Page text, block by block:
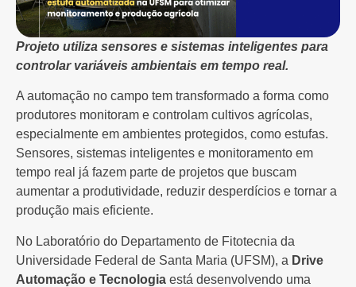
Projeto utiliza sensores e sistemas inteligentes para
controlar variáveis ambientais em tempo real.
A automação no campo tem transformado a forma como
produtores monitoram e controlam cultivos agrícolas,
especialmente em ambientes protegidos, como estufas.
Sensores, sistemas inteligentes e monitoramento em
tempo real já fazem parte de projetos que buscam
aumentar a produtividade, reduzir desperdícios e tornar a
produção mais eficiente.
No Laboratório do Departamento de Fitotecnia da
Universidade Federal de Santa Maria (UFSM), a Drive
Automação e Tecnologia está desenvolvendo uma